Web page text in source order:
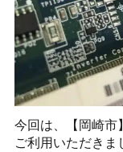
今回は、【岡崎市
ご利用いただきま